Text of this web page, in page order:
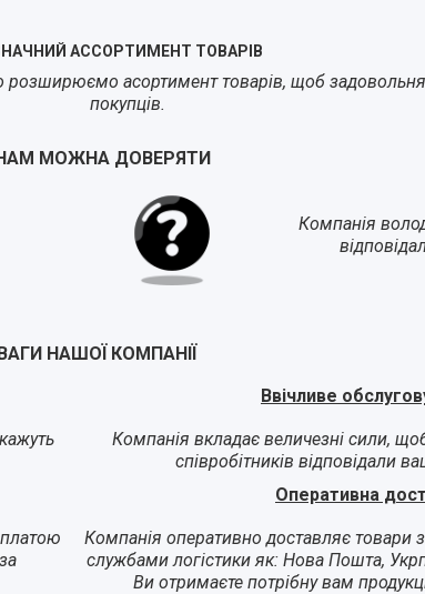
АССОРТИМЕНТ ТОВАРІВ
асортимент товарів, щоб
покупців.
МОЖНА ДОВЕРЯТИ
Компанія
НАШОЇ КОМПАНІЇ
Ввічливе
Компанія вкладає величезні сили,
співробітників відповідали
Оперативна
Компанія оперативно доставляє товари
службами логістики як: Нова Пошта,
Ви отримаєте потрібну вам